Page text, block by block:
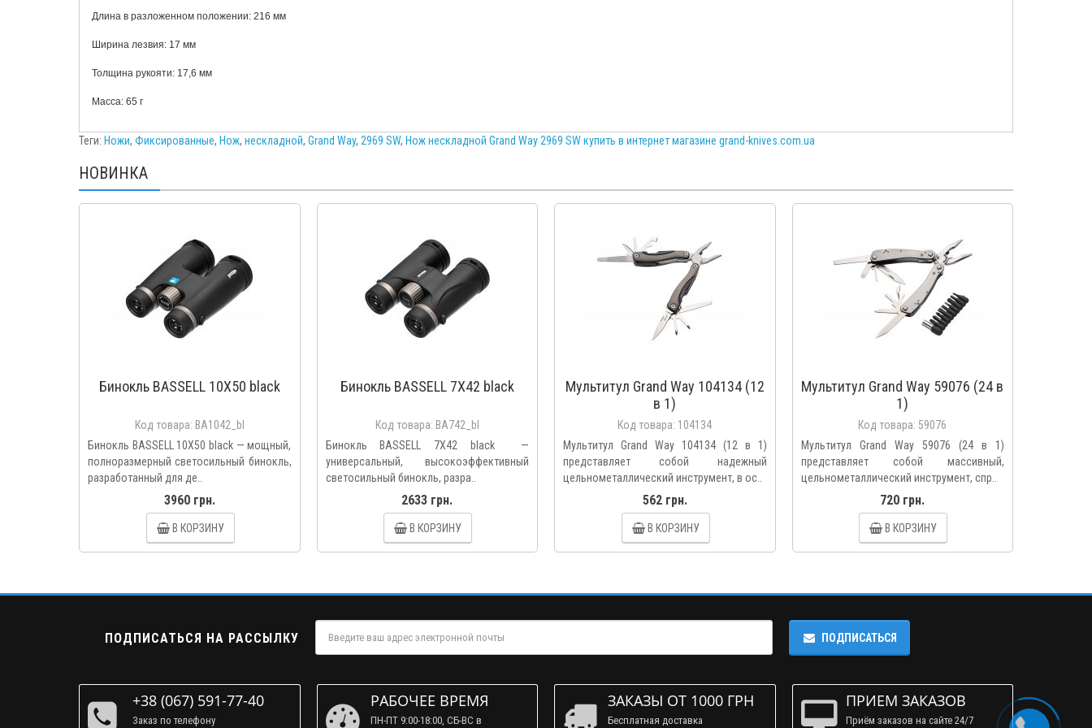
Длина в разложенном положении: 216 мм
Ширина лезвия: 17 мм
Толщина рукояти: 17,6 мм
Масса: 65 г
Теги: Ножи, Фиксированные, Нож, нескладной, Grand Way, 2969 SW, Нож нескладной Grand Way 2969 SW купить в интернет магазине grand-knives.com.ua
НОВИНКА
Бинокль BASSELL 10X50 black
Код товара: BA1042_bl
Бинокль BASSELL 10X50 black — мощный,
полноразмерный светосильный бинокль,
разработанный для де..
3960 грн.
В КОРЗИНУ
Бинокль BASSELL 7X42 black
Код товара: BA742_bl
Бинокль BASSELL 7X42 black —
универсальный, высокоэффективный
светосильный бинокль, разра..
2633 грн.
В КОРЗИНУ
Мультитул Grand Way 104134 (12
в 1)
Код товара: 104134
Мультитул Grand Way 104134 (12 в 1)
представляет собой надежный
цельнометаллический инструмент, в ос..
562 грн.
В КОРЗИНУ
Мультитул Grand Way 59076 (24 в
1)
Код товара: 59076
Мультитул Grand Way 59076 (24 в 1)
представляет собой массивный,
цельнометаллический инструмент, спр..
720 грн.
В КОРЗИНУ
ПОДПИСАТЬСЯ НА РАССЫЛКУ ПОДПИСАТЬСЯ
+38 (067) 591-77-40
Заказ по телефону
РАБОЧЕЕ ВРЕМЯ
ПН-ПТ 9:00-18:00, СБ-ВС в
ЗАКАЗЫ ОТ 1000 ГРН
Бесплатная доставка
ПРИЕМ ЗАКАЗОВ
Приём заказов на сайте 24/7